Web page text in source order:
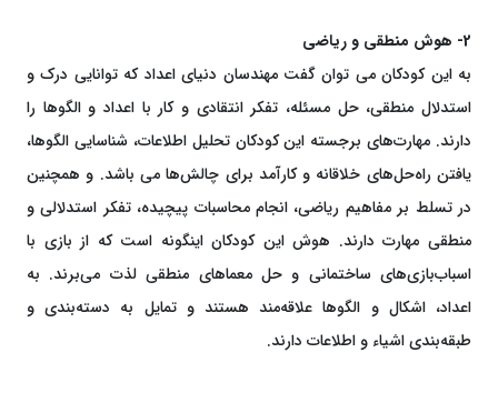
2- هوش منطقی و ریاضی
به این کودکان می توان گفت مهندسان دنیای اعداد که توانایی درک و
استدلال منطقی، حل مسئله، تفکر انتقادی و کار با اعداد و الگوها را
دارند. مهارت‌های برجسته این کودکان تحلیل اطلاعات، شناسایی الگوها،
یافتن راه‌حل‌های خلاقانه و کارآمد برای چالش‌ها می باشد. و همچنین
در تسلط بر مفاهیم ریاضی، انجام محاسبات پیچیده، تفکر استدلالی و
منطقی مهارت‌ دارند. هوش این کودکان اینگونه است که از بازی با
اسباب‌بازی‌های ساختمانی و حل معماهای منطقی لذت می‌برند. به
اعداد، اشکال و الگوها علاقه‌مند هستند و تمایل به دسته‌بندی و
طبقه‌بندی اشیاء و اطلاعات دارند.